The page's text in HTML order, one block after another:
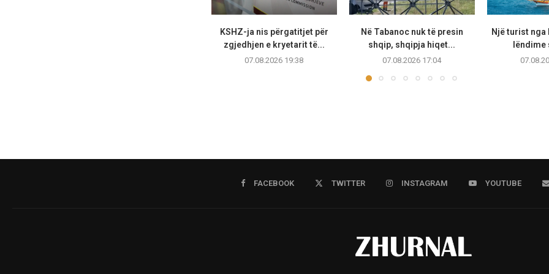
KSHZ-ja nis përgatitjet për
zgjedhjen e kryetarit të...
07.08.2026 19:38
Në Tabanoc nuk të presin
shqip, shqipja hiqet...
07.08.2026 17:04
Një turist nga
FACEBOOK TWITTER INSTAGRAM YOUTUBE